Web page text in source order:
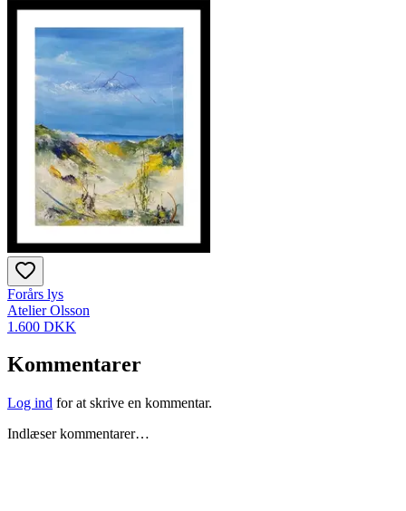
Forårs lys
Atelier Olsson
1.600 DKK
Kommentarer
Log ind for at skrive en kommentar.
Indlæser kommentarer…